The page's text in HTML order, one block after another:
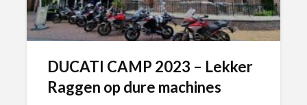
DUCATI CAMP 2023 – Lekker
Raggen op dure machines